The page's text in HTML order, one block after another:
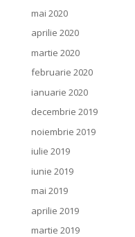
mai 2020
aprilie 2020
martie 2020
februarie 2020
ianuarie 2020
decembrie 2019
noiembrie 2019
iulie 2019
iunie 2019
mai 2019
aprilie 2019
martie 2019